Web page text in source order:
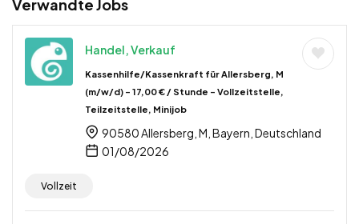
Verwandte Jobs
Handel, Verkauf
Kassenhilfe/Kassenkraft für Allersberg, M
(m/w/d) – 17,00 € / Stunde – Vollzeitstelle,
Teilzeitstelle, Minijob
90580 Allersberg, M, Bayern, Deutschland
01/08/2026
Vollzeit